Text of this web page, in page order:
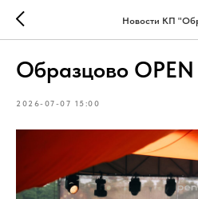
Новости КП
Образцово
2026-07-07 15:00